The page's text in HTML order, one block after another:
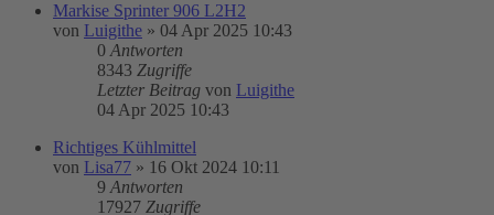
Markise Sprinter 906 L2H2
von Luigithe » 04 Apr 2025 10:43
0 Antworten
8343 Zugriffe
Letzter Beitrag von Luigithe
04 Apr 2025 10:43
Richtiges Kühlmittel
von Lisa77 » 16 Okt 2024 10:11
9 Antworten
17927 Zugriffe